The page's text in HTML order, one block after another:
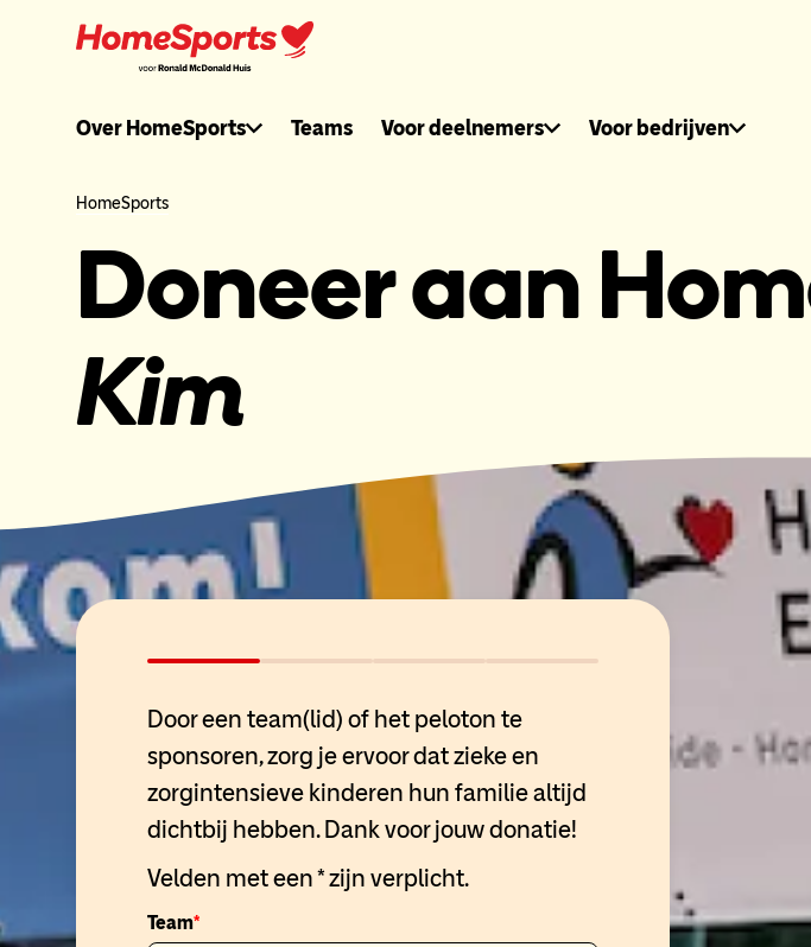
Ronaldmcdonaldhuis.nl
header
menu
Over HomeSports Teams Voor deelnemers Voor bedrijven
HomeSports
Doneer aan
Kim
Door een team(lid) of het peloton te
sponsoren, zorg je ervoor dat zieke en
zorgintensieve kinderen hun familie altijd
dichtbij hebben. Dank voor jouw donatie!
Velden met een * zijn verplicht.
Team